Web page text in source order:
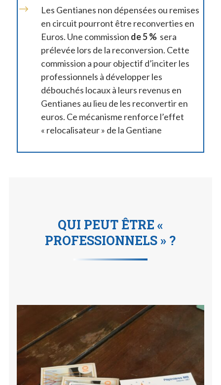
$
Les Gentianes non dépensées ou remises
en circuit pourront être reconverties en
Euros. Une commission de 5 % sera
prélevée lors de la reconversion. Cette
commission a pour objectif d’inciter les
professionnels à développer les
débouchés locaux à leurs revenus en
Gentianes au lieu de les reconvertir en
euros. Ce mécanisme renforce l’effet
« relocalisateur » de la Gentiane
QUI PEUT ÊTRE «
PROFESSIONNELS » ?